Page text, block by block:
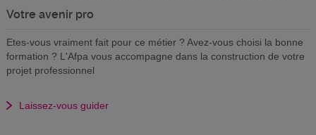
Votre avenir pro
Etes-vous vraiment fait pour ce métier ? Avez-vous choisi la bonne
formation ? L'Afpa vous accompagne dans la construction de votre
projet professionnel
Laissez-vous guider